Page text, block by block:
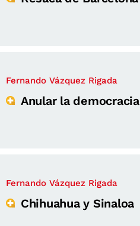
Fernando Vázquez Rigada
Anular la democracia
Fernando Vázquez Rigada
Chihuahua y Sinaloa